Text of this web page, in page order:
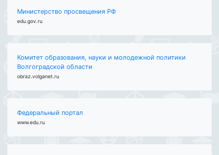
Министерство просвещения РФ
edu.gov.ru
Комитет образования, науки и молодежной политики
Волгоградской области
obraz.volganet.ru
Федеральный портал
www.edu.ru